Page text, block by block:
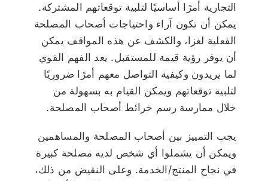
التجارية أمرًا أساسيًا لتلبية توقعاتهم المشتركة.
يمكن أن تكون آراء واحتياجات أصحاب المصلحة
الفعلية لغزا، والكشف عن هذه المواقف يمكن
أن يوفر رؤية قيمة للمستقبل. يعد الفهم القوي
لما يريدون وكيفية التواصل معهم أمرًا ضروريًا
لتلبية توقعاتهم ويمكن القيام به بسهولة من
خلال ممارسة رسم خرائط أصحاب المصلحة.
يجب التمييز بين أصحاب المصلحة والمساهمين
ويمكن أن يشملوا أي شخص لديه مصلحة كبيرة
في نجاح المنتج/الخدمة. وعلى النقيض من ذلك،